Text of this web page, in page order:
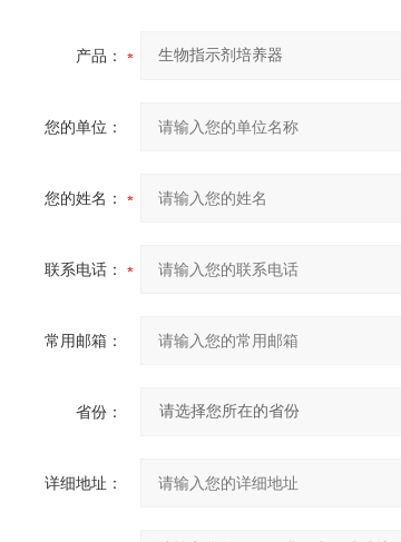
产品：
您的单位：
您的姓名：
联系电话：
常用邮箱：
省份：
详细地址：